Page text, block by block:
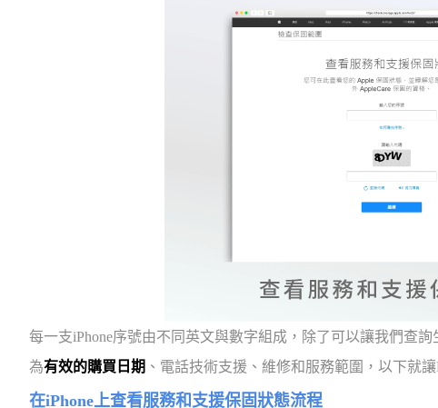
每一支iPhone序號由不同英文與數字組成，除了可以讓我們查
為有效的購買日期 、電話技術支援、維修和服務範圍，以下就
在iPhone上查看服務和支援保固狀態流程